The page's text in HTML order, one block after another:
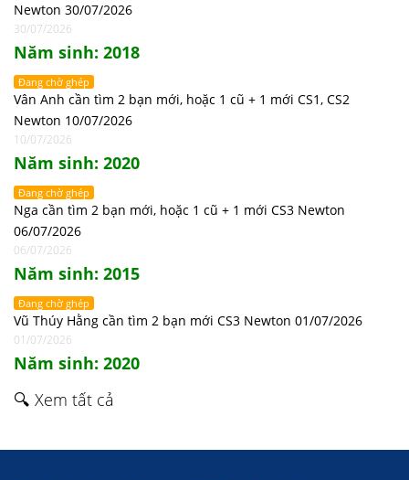
Newton 30/07/2026
30/07/2026
Năm sinh: 2018
Đang chờ ghép
Vân Anh cần tìm 2 bạn mới, hoặc 1 cũ + 1 mới CS1, CS2
Newton 10/07/2026
10/07/2026
Năm sinh: 2020
Đang chờ ghép
Nga cần tìm 2 bạn mới, hoặc 1 cũ + 1 mới CS3 Newton
06/07/2026
06/07/2026
Năm sinh: 2015
Đang chờ ghép
Vũ Thúy Hằng cần tìm 2 bạn mới CS3 Newton 01/07/2026
01/07/2026
Năm sinh: 2020
🔍 Xem tất cả